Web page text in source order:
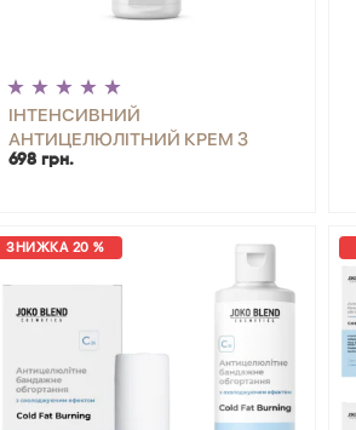
ІНТЕНСИВНИЙ
АНТИЦЕЛЮЛІТНИЙ КРЕМ З
ОХОЛОДЖУЮЧИМ ЕФЕКТОМ
698 грн.
ЗНИЖКА 20 %